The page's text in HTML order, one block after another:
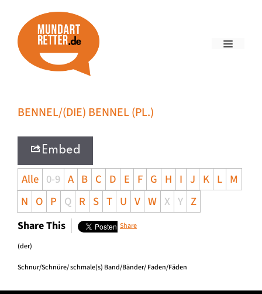
BENNEL/(DIE) BENNEL (PL.)
Embed
Alle 0-9 A B C D E F G H I J K L M
N O P Q R S T U V W X Y Z
Share This Share
(der)
Schnur/Schnüre/ schmale(s) Band/Bänder/ Faden/Fäden